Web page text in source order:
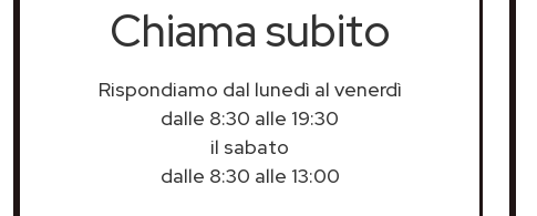
Chiama subito
Rispondiamo dal lunedì al venerdì
dalle 8:30 alle 19:30
il sabato
dalle 8:30 alle 13:00